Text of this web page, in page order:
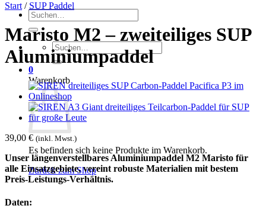
Suchen
nach:
Suchen
nach:
0
Warenkorb
Es befinden sich keine Produkte im Warenkorb.
Zurück zum Shop
Start / SUP Paddel
Maristo M2 – zweiteiliges SUP
Aluminiumpaddel
39,00 € (inkl. Mwst.)
Unser längenverstellbares Aluminiumpaddel M2 Maristo für
alle Einsatzgebiete, vereint robuste Materialien mit bestem
Preis-Leistungs-Verhältnis.
Daten: